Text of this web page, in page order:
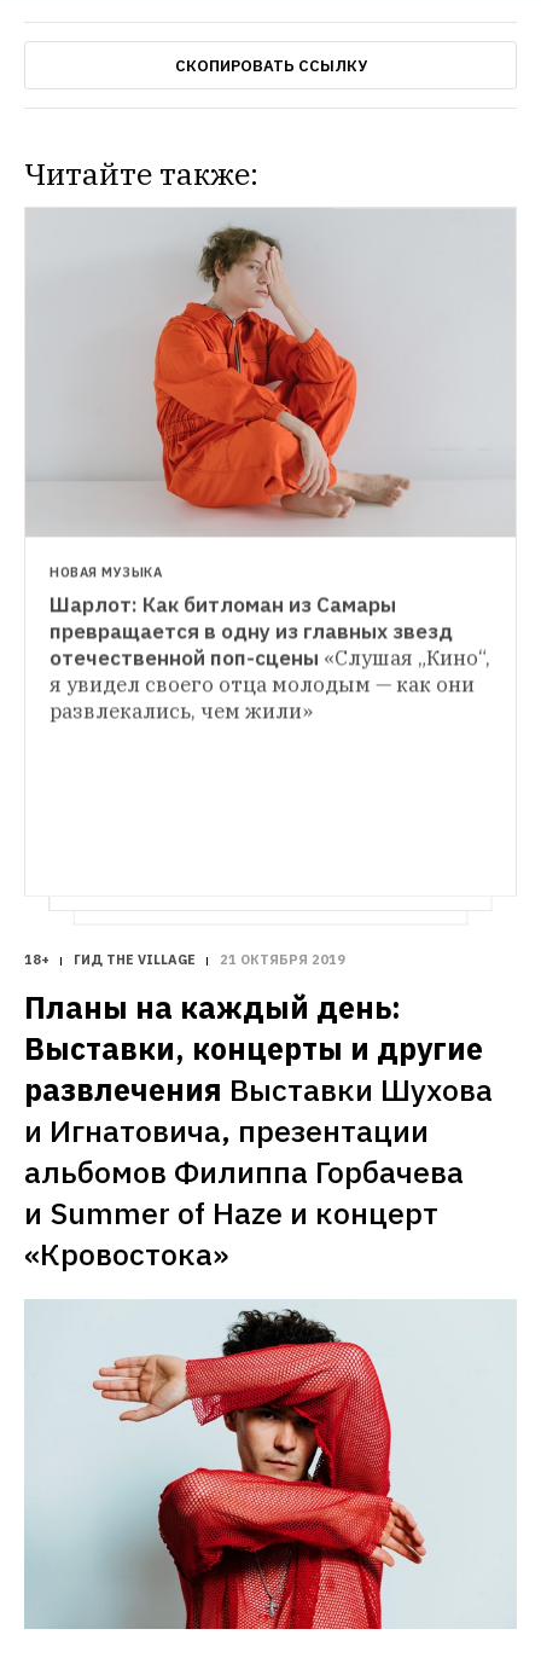
СКОПИРОВАТЬ ССЫЛКУ
Читайте также:
ГИД THE VILLAGE
Планы на каждый день: Выставки,
концерты и другие развлечения
ФИЛЬМЫ НЕДЕЛИ
«Дождливый день в Нью-Йорке», «Вечер
с Беверли Лафф Линн» и «Гемини»Что
смотреть в кино на этой неделе
НОВАЯ МУЗЫКА
Шарлот: Как битломан из Самары
превращается в одну из главных звезд
отечественной поп-сцены «Слушая „Кино“,
я увидел своего отца молодым — как они
развлекались, чем жили»
18+ ГИД THE VILLAGE 21 ОКТЯБРЯ 2019
Планы на каждый день:
Выставки, концерты и другие
развлечения Выставки Шухова
и Игнатовича, презентации
альбомов Филиппа Горбачева
и Summer of Haze и концерт
«Кровостока»